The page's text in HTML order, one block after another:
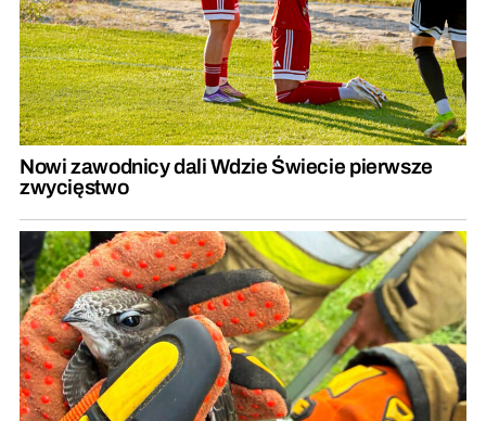
Nowi zawodnicy dali Wdzie Świecie pierwsze
zwycięstwo